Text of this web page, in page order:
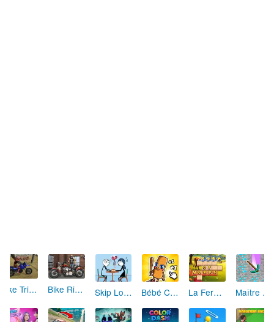
Bike Trials Wasteland Bike Rider 2 Armageddon Skip Love: L'Amour en Péril Bébé Clic Italien: La Folie des Petits Bambins La Ferme des Mots - Cultivez votre Vocabulaire Maître de la Destruction: Fusion de Pioches